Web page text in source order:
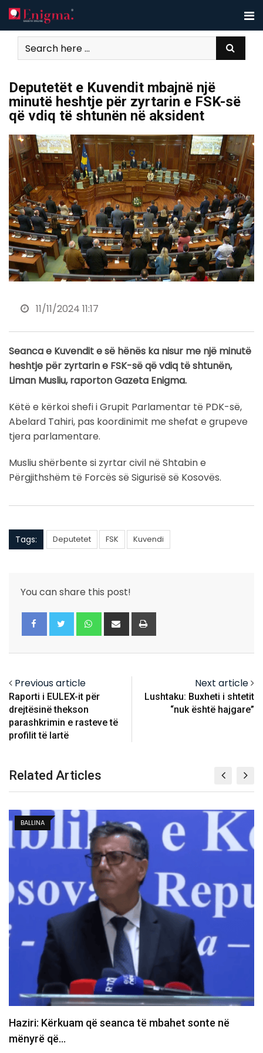
Skip
to
content
Deputetët e Kuvendit mbajnë një
minutë heshtje për zyrtarin e FSK-së
që vdiq të shtunën në aksident
11/11/2024 11:17
Seanca e Kuvendit e së hënës ka nisur me një minutë
heshtje për zyrtarin e FSK-së që vdiq të shtunën,
Liman Musliu, raporton Gazeta Enigma.
Këtë e kërkoi shefi i Grupit Parlamentar të PDK-së,
Abelard Tahiri, pas koordinimit me shefat e grupeve
tjera parlamentare.
Musliu shërbente si zyrtar civil në Shtabin e
Përgjithshëm të Forcës së Sigurisë së Kosovës.
Tags: Deputetet FSK Kuvendi
You can share this post!
Whatsapp
Share
via
Previous article
Raporti i EULEX-it për
drejtësinë thekson
parashkrimin e rasteve të
profilit të lartë
Next article
Lushtaku: Buxheti i shtetit
“nuk është hajgare”
Related Articles
KOSOVË
Gruda paralajmëron ndryshime te PDK-ja: Prej
do të ndërtojmë…